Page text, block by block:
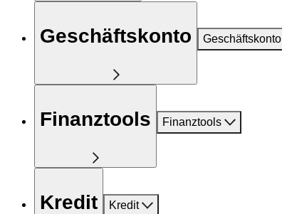
Geschäftskonto Geschäftskonto
Finanztools Finanztools
Kredit Kredit